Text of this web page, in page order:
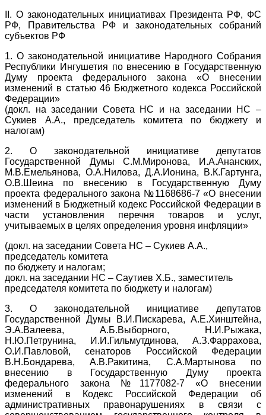
II. О законодательных инициативах Президента РФ, ФС
РФ, Правительства РФ и законодательных собраний
субъектов РФ
1. О законодательной инициативе Народного Собрания
Республики Ингушетия по внесению в Государственную
Думу проекта федерального закона «О внесении
изменений в статью 46 Бюджетного кодекса Российской
Федерации»
(докл. на заседании Совета НС и на заседании НС –
Сукиев А.А., председатель комитета по бюджету и
налогам)
2. О законодательной инициативе депутатов
Государственной Думы С.М.Миронова, И.А.Ананских,
М.В.Емельянова, О.А.Нилова, Д.А.Ионина, В.К.Гартунга,
О.В.Шеина по внесению в Государственную Думу
проекта федерального закона №1168686-7 «О внесении
изменений в Бюджетный кодекс Российской Федерации в
части установления перечня товаров и услуг,
учитываемых в целях определения уровня инфляции»
(докл. на заседании Совета НС – Сукиев А.А.,
председатель комитета
по бюджету и налогам;
докл. на заседании НС – Саутиев Х.Б., заместитель
председателя комитета по бюджету и налогам)
3. О законодательной инициативе депутатов
Государственной Думы В.И.Пискарева, А.Е.Хинштейна,
Э.А.Валеева, А.Б.Выборного, Н.И.Рыжака,
Н.Ю.Петрунина, И.И.Гильмутдинова, А.З.Фаррахова,
О.И.Павловой, сенаторов Российской Федерации
В.Н.Бондарева, А.В.Ракитина, С.А.Мартынова по
внесению в Государственную Думу проекта
федерального закона №1177082-7 «О внесении
изменений в Кодекс Российской Федерации об
административных правонарушениях в связи с